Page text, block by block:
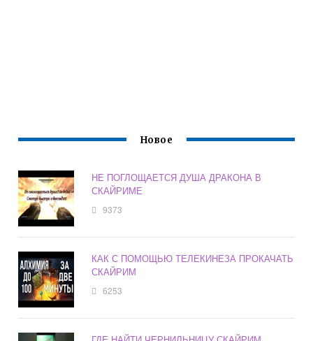
Новое
НЕ ПОГЛОЩАЕТСЯ ДУША ДРАКОНА В
СКАЙРИМЕ
9373
КАК С ПОМОЩЬЮ ТЕЛЕКИНЕЗА ПРОКАЧАТЬ
СКАЙРИМ
6253